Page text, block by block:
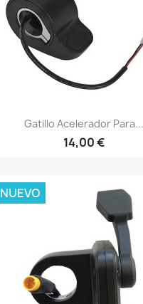
Gatillo Acelerador Para...
14,00 €
NUEVO